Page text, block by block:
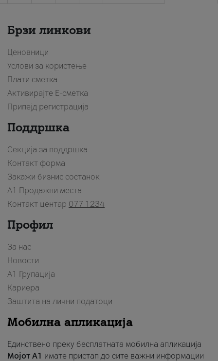
Брзи линкови
Ценовници
Услови за користење
Плати сметка
Активирајте Е-сметка
Припејд регистрација
Поддршка
Секција за поддршка
Контакт форма
Закажи бизнис состанок
A1 Продажни места
Контакт центар 077 1234
Профил
За нас
Новости
А1 Групација
Кариера
Заштита на лични податоци
Мобилна апликација
Единствено преку бесплатната мобилна апликација
Мојот A1 имате пристап до сите важни информации